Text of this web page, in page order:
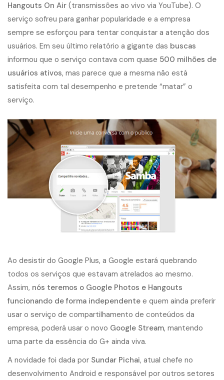
Hangouts On Air (transmissões ao vivo via YouTube). O
serviço sofreu para ganhar popularidade e a empresa
sempre se esforçou para tentar conquistar a atenção dos
usuários. Em seu último relatório a gigante das buscas
informou que o serviço contava com quase 500 milhões de
usuários ativos, mas parece que a mesma não está
satisfeita com tal desempenho e pretende “matar” o
serviço.
Ao desistir do Google Plus, a Google estará quebrando
todos os serviços que estavam atrelados ao mesmo.
Assim, nós teremos o Google Photos e Hangouts
funcionando de forma independente e quem ainda preferir
usar o serviço de compartilhamento de conteúdos da
empresa, poderá usar o novo Google Stream, mantendo
uma parte da essência do G+ ainda viva.
A novidade foi dada por Sundar Pichai, atual chefe no
desenvolvimento Android e responsável por outros setores